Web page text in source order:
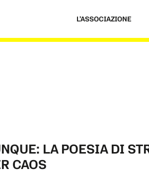
L’ASSOCIAZIONE
LA POESIA DI
CAOS